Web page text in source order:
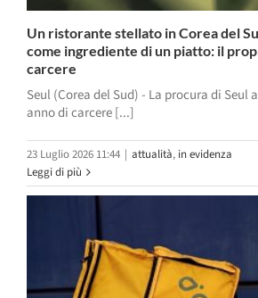
Un ristorante stellato in Corea del
come ingrediente di un piatto: il
carcere
Seul (Corea del Sud) - La procura di Seul
anno di carcere [...]
23 Luglio 2026 11:44 | attualità, in evidenza
Leggi di più